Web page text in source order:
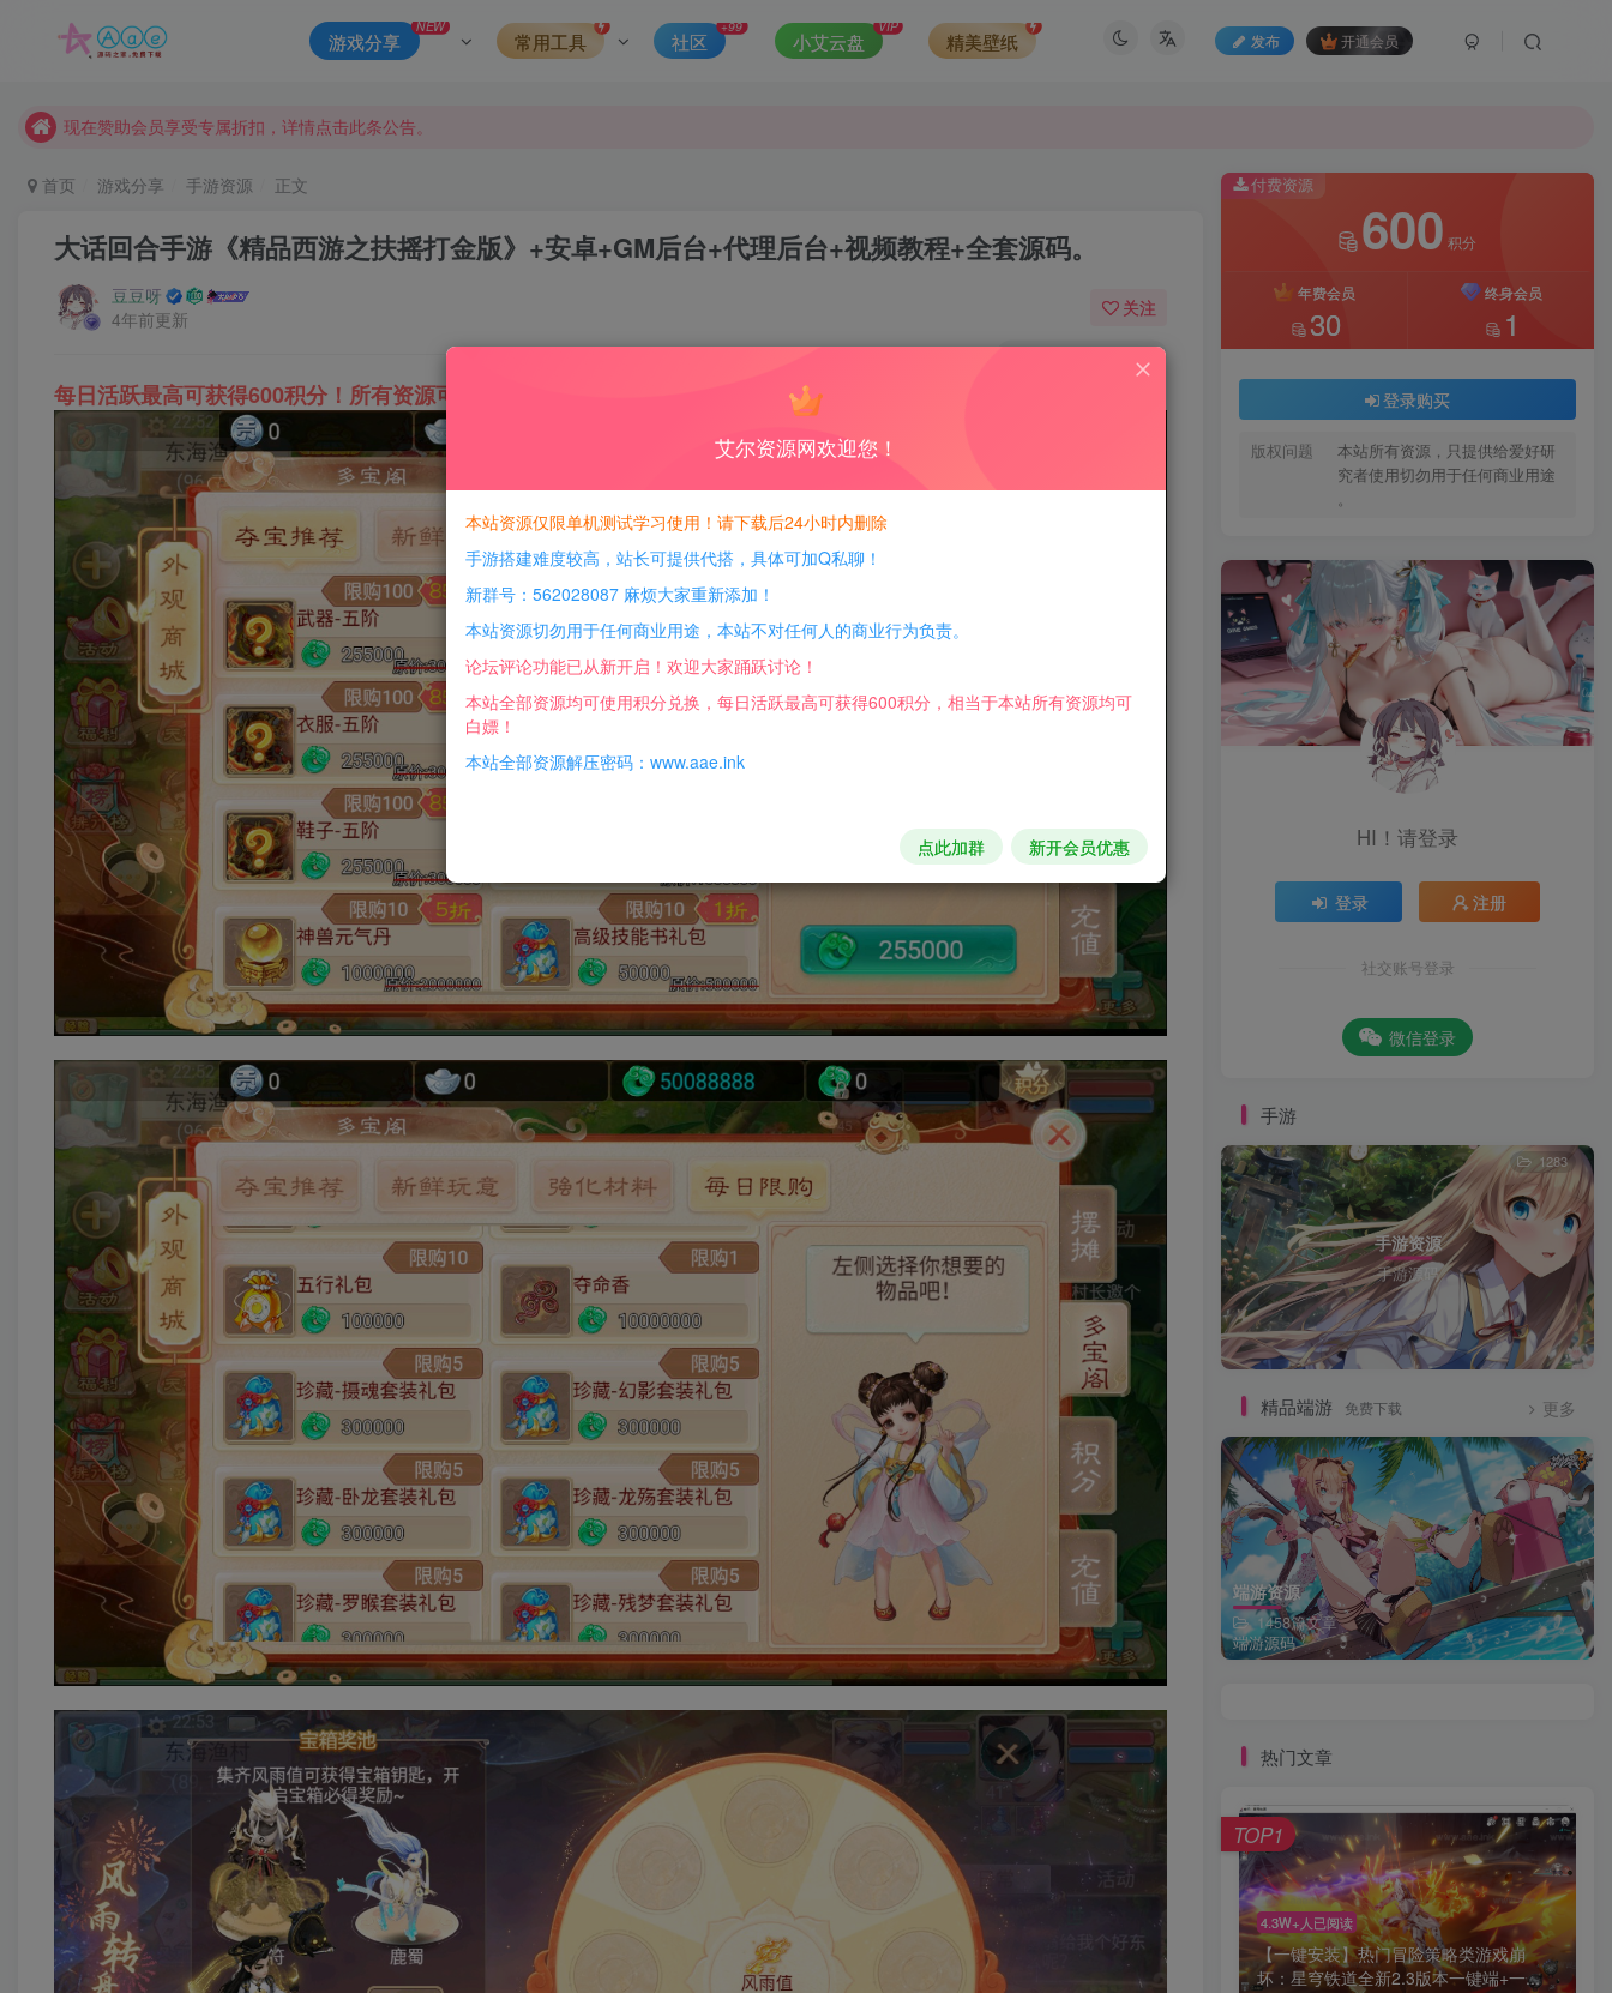
发布 开通会员
游戏分享
NEW
常用工具 社区
+99
小艾云盘
VIP
精美壁纸
本站一律禁止以任何方式发布或转载任何违法的相关信息，访客发现请向站长举报
请勿相信任何评论区广告！以免上当受骗！
首页 游戏分享 手游资源 正文
大话回合手游《精品西游之扶摇打金版》+安卓+GM后台+代理后台+视频教程+全套源码。
豆豆呀
4年前更新
关注
每日活跃最高可获得600积分！所有资源可以使用积分免费兑换！
付费资源
600 积分
年费会员
30
终身会员
1
登录购买
版权问题
本站所有资源，只提供给爱好研
究者使用切勿用于任何商业用途
HI！请登录
登录 注册
社交账号登录
微信登录
手游
手游资源
手游源码
1283
精品端游 免费下载 更多
端游资源
1458篇文章
端游源码
热门文章
4.3W+人已阅读
【一键安装】热门冒险策略类游戏崩
坏：星穹铁道全新2.3版本一键端+一...
TOP1
艾尔资源网欢迎您！
本站资源仅限单机测试学习使用！请下载后24小时内删除
手游搭建难度较高，站长可提供代搭，具体可加Q私聊！
新群号：562028087 麻烦大家重新添加！
本站资源切勿用于任何商业用途，本站不对任何人的商业行为负责。
论坛评论功能已从新开启！欢迎大家踊跃讨论！
本站全部资源均可使用积分兑换，每日活跃最高可获得600积分，相当于本站所有资源均可
白嫖！
本站全部资源解压密码：www.aae.ink
点此加群 新开会员优惠